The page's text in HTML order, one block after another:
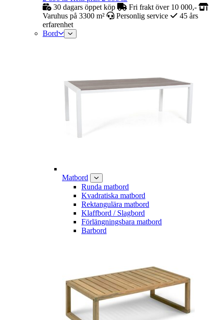
30 dagars öppet köp
Fri frakt över 10 000,-
Varuhus på 3300 m²
Personlig service
45 års
erfarenhet
Bord
Matbord
Runda matbord
Kvadratiska matbord
Rektangulära matbord
Klaffbord / Slagbord
Förlängningsbara matbord
Barbord